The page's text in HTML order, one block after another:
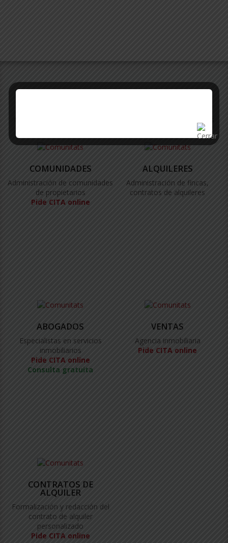
COMUNIDADES
Administración de comunidades
de propietarios
Pide CITA online
ALQUILERES
Administración de fincas,
contratos de alquileres
ABOGADOS
Especialistas en servicios
inmobiliarios
Pide CITA online
Consulta gratuita
VENTAS
Agencia inmobiliaria
Pide CITA online
CONTRATOS DE
ALQUILER
Formalización y redacción del
contrato de alquiler
personalizado
Pide CITA online